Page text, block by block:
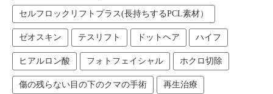
セルフロックリフトプラス(長持ちするPCL素材）
ゼオスキン テスリフト ドットヘア ハイフ
ヒアルロン酸 フォトフェイシャル ホクロ切除
傷の残らない目の下のクマの手術 再生治療